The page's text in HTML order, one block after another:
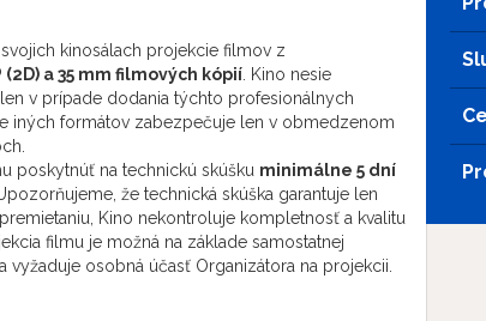
kinosálach projekcie filmov z
(2D) a 35 mm filmových kópií . Kino nesie
v prípade dodania týchto profesionálnych
iných formátov zabezpečuje len v obmedzenom
poskytnúť na technickú skúšku minimálne 5 dní
Upozorňujeme, že technická skúška garantuje len
Kino nekontroluje kompletnosť a kvalitu
filmu je možná na základe samostatnej
osobná účasť Organizátora na projekcii.